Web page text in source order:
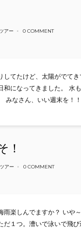
アー 0 COMMENT
してたけど、太陽がでて
和になってきました。 水
みなさん、いい週末を！！
！
ツアー 0 COMMENT
雨楽しんでますか？ いや
だ１つ。漕いで泳いで飛